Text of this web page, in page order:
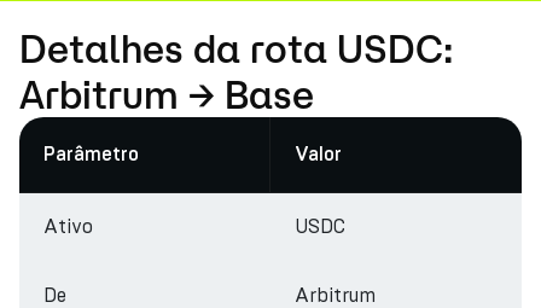
Detalhes da rota USDC:
Arbitrum → Base
Parâmetro Valor
Ativo USDC
De Arbitrum